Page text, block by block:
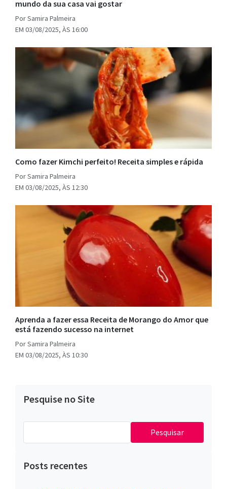
mundo da sua casa vai gostar
Por Samira Palmeira
EM 03/08/2025, ÀS 16:00
Como fazer Kimchi perfeito! Receita simples e rápida
Por Samira Palmeira
EM 03/08/2025, ÀS 12:30
Aprenda a fazer essa Receita de Morango do Amor que
está fazendo sucesso na internet
Por Samira Palmeira
EM 03/08/2025, ÀS 10:30
Pesquise no Site
Posts recentes